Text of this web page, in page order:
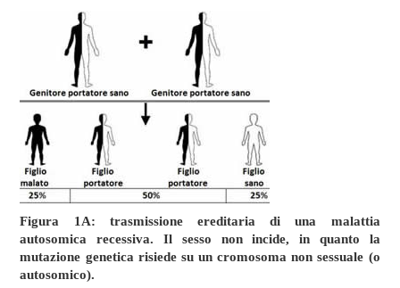
Figura 1A: trasmissione ereditaria di una malattia
autosomica recessiva. Il sesso non incide, in quanto la
mutazione genetica risiede su un cromosoma non sessuale (o
autosomico).